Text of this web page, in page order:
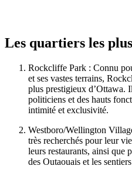
Les quartiers les
Rockcliffe Park : Connu
et ses vastes terrains,
plus prestigieux d’Ottawa.
politiciens et des hauts
intimité et exclusivité.
Westboro/Wellington
très recherchés pour leur
leurs restaurants, ainsi que
des Outaouais et les